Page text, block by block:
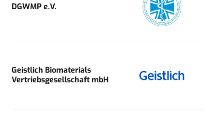
DGWMP e.V.
Geistlich Biomaterials
Vertriebsgesellschaft mbH